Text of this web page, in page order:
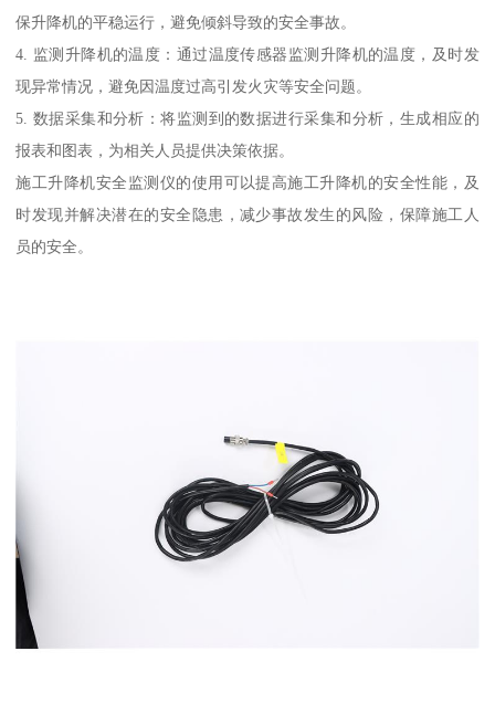
保升降机的平稳运行，避免倾斜导致的安全事故。
4. 监测升降机的温度：通过温度传感器监测升降机的温度，及时发
现异常情况，避免因温度过高引发火灾等安全问题。
5. 数据采集和分析：将监测到的数据进行采集和分析，生成相应的
报表和图表，为相关人员提供决策依据。
施工升降机安全监测仪的使用可以提高施工升降机的安全性能，及
时发现并解决潜在的安全隐患，减少事故发生的风险，保障施工人
员的安全。